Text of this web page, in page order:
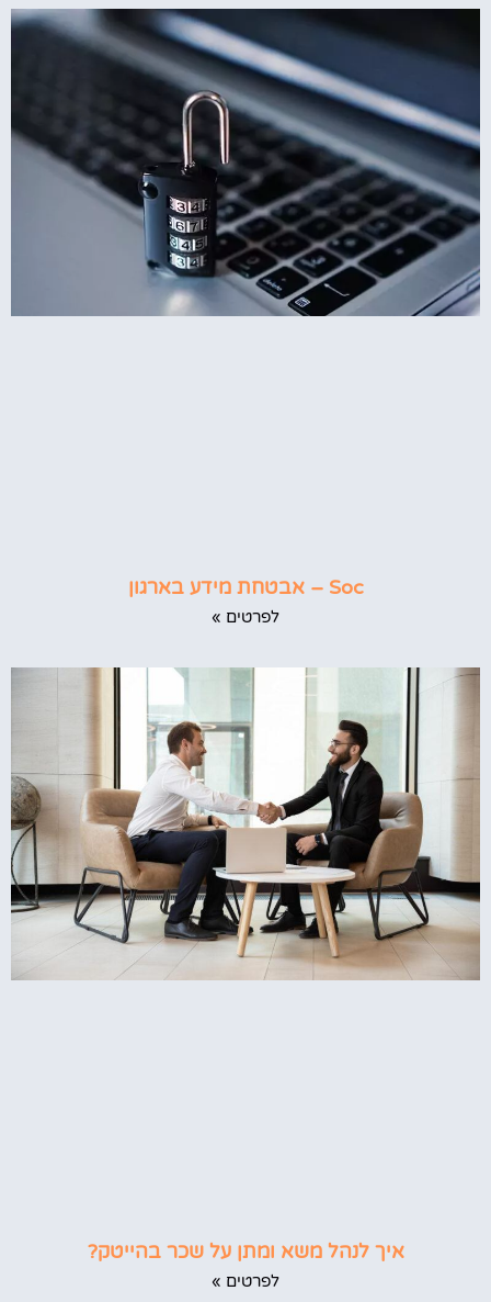
Soc – אבטחת מידע בארגון
לפרטים »
איך לנהל משא ומתן על שכר בהייטק?
לפרטים »